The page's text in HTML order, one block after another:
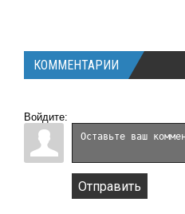
КОММЕНТАРИИ
Войдите:
Отправить